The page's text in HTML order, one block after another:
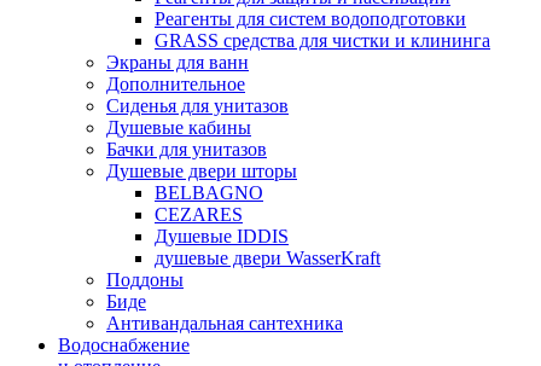
Реагенты для систем водоподготовки
GRASS средства для чистки и клининга
Экраны для ванн
Дополнительное
Сиденья для унитазов
Душевые кабины
Бачки для унитазов
Душевые двери шторы
BELBAGNO
CEZARES
Душевые IDDIS
душевые двери WasserKraft
Поддоны
Биде
Антивандальная сантехника
Водоснабжение